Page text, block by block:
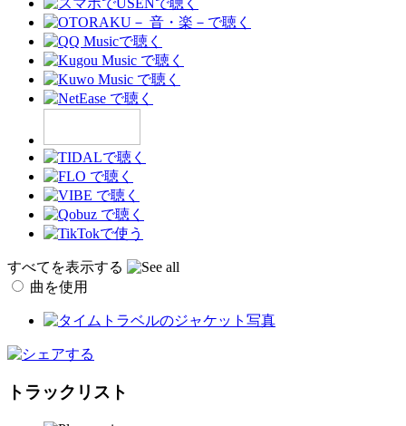
すべてを表示する
曲を使用
トラックリスト